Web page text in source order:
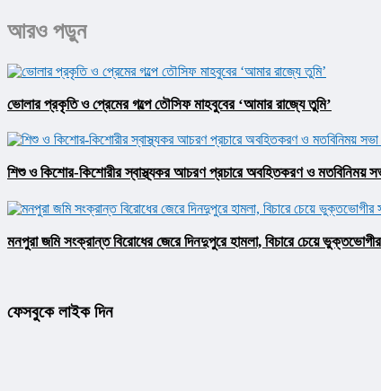
আরও পড়ুন
ভোলার প্রকৃতি ও প্রেমের গল্পে তৌসিফ মাহবুবের ‘আমার রাজ্যে তুমি’
শিশু ও কিশোর-কিশোরীর স্বাস্থ্যকর আচরণ প্রচারে অবহিতকরণ ও মতবিনিময়
মনপুরা জমি সংক্রান্ত বিরোধের জেরে দিনদুপুরে হামলা, বিচারে চেয়ে
ফেসবুকে লাইক দিন